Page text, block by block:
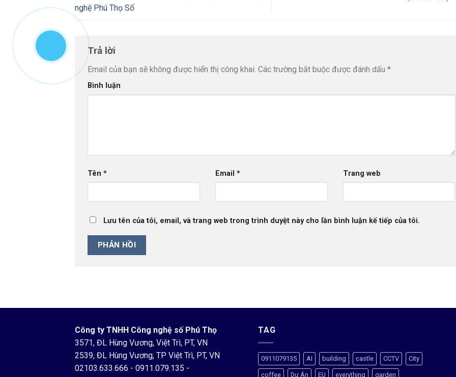
nghệ Phú Thọ Số
Trả lời
Email của bạn sẽ không được hiển thị công khai. Các trường bắt buộc được đánh dấu *
Bình luận
Tên * Email * Trang web
Lưu tên của tôi, email, và trang web trong trình duyệt này cho lần bình luận kế tiếp của tôi.
Công ty TNHH Công nghệ số Phú Thọ
3571, ĐL Hùng Vương, Việt Trì, PT, VN
2539, ĐL Hùng Vương, TP Việt Trì, PT, VN
02103.633.666 - 0911.079.135 -
TAG
0911079135 AI building castle CCTV City
coffee Dự Án EU everything garden